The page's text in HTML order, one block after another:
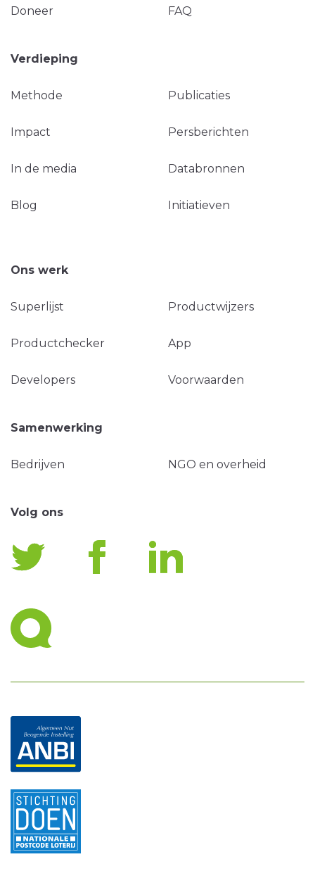
Doneer FAQ
Verdieping
Methode Publicaties
Impact Persberichten
In de media Databronnen
Blog Initiatieven
Ons werk
Superlijst Productwijzers
Productchecker App
Developers Voorwaarden
Samenwerking
Bedrijven NGO en overheid
Volg ons